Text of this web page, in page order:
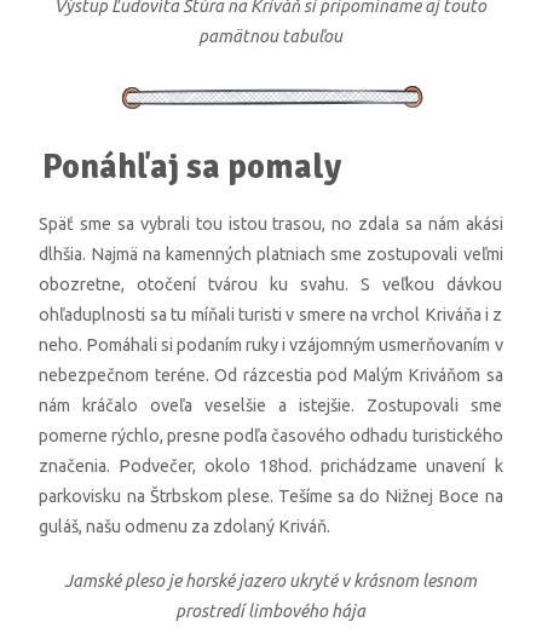
Výstup Ľudovíta Štúra na Kriváň si pripomíname aj touto
pamätnou tabuľou
Ponáhľaj sa pomaly
Späť sme sa vybrali tou istou trasou, no zdala sa nám akási
dlhšia. Najmä na kamenných platniach sme zostupovali veľmi
obozretne, otočení tvárou ku svahu. S veľkou dávkou
ohľaduplnosti sa tu míňali turisti v smere na vrchol Kriváňa i z
neho. Pomáhali si podaním ruky i vzájomným usmerňovaním v
nebezpečnom teréne. Od rázcestia pod Malým Kriváňom sa
nám kráčalo oveľa veselšie a istejšie. Zostupovali sme
pomerne rýchlo, presne podľa časového odhadu turistického
značenia. Podvečer, okolo 18hod. prichádzame unavení k
parkovisku na Štrbskom plese. Tešíme sa do Nižnej Boce na
guláš, našu odmenu za zdolaný Kriváň.
Jamské pleso je horské jazero ukryté v krásnom lesnom
prostredí limbového hája